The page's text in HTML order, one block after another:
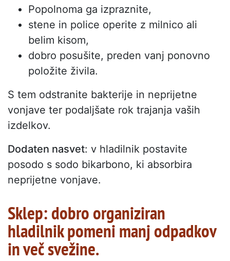
Popolnoma ga izpraznite,
stene in police operite z milnico ali
belim kisom,
dobro posušite, preden vanj ponovno
položite živila.
S tem odstranite bakterije in neprijetne
vonjave ter podaljšate rok trajanja vaših
izdelkov.
Dodaten nasvet: v hladilnik postavite
posodo s sodo bikarbono, ki absorbira
neprijetne vonjave.
Sklep: dobro organiziran
hladilnik pomeni manj odpadkov
in več svežine.